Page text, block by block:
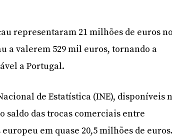
representaram 21 milhões de euros
a valerem 529 mil euros, tornando a
a Portugal.
de Estatística (INE), disponíveis
saldo das trocas comerciais entre
em quase 20,5 milhões de